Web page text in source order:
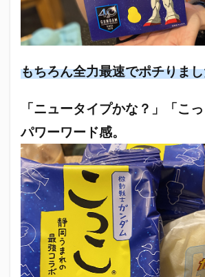
もちろん全力最速でポチりま
「ニュータイプかな？」「こ
パワーワード感。
花の舞酒造株式会社
英君
英君
葵煎餅本家
藤枝MYFC
西武ラ
赤石聖
鄭大世 鈴木Γ
鈴木
鈴木矢魔破
開運 青島みかん
静岡のお酒とおでんを愛でる会
静岡
静岡万調ラーメン
静岡麦酒
駒越食品
鹿島アント
黒はんぺん
検索